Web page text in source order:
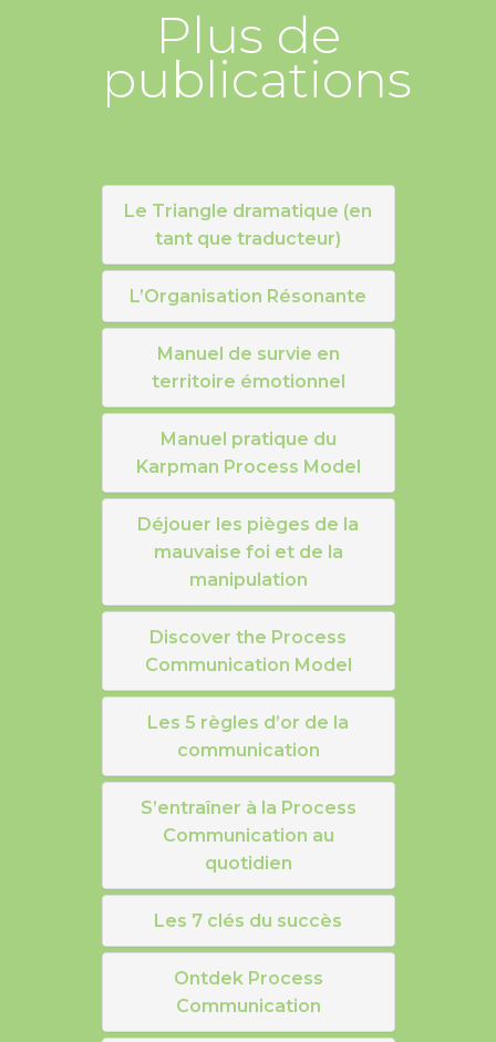
Plus de
publications
Le Triangle dramatique (en
tant que traducteur)
L’Organisation Résonante
Manuel de survie en
territoire émotionnel
Manuel pratique du
Karpman Process Model
Déjouer les pièges de la
mauvaise foi et de la
manipulation
Discover the Process
Communication Model
Les 5 règles d’or de la
communication
S’entraîner à la Process
Communication au
quotidien
Les 7 clés du succès
Ontdek Process
Communication